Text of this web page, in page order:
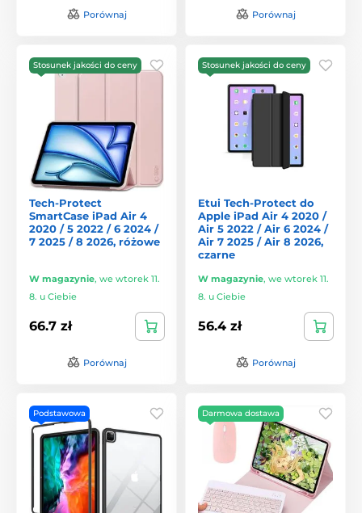
Porównaj Porównaj
Stosunek jakości do ceny
Tech-Protect
SmartCase iPad Air 4
2020 / 5 2022 / 6 2024 /
7 2025 / 8 2026, różowe
W magazynie, we wtorek 11.
8. u Ciebie
66.7 zł
Porównaj
Stosunek jakości do ceny
Etui Tech-Protect do
Apple iPad Air 4 2020 /
Air 5 2022 / Air 6 2024 /
Air 7 2025 / Air 8 2026,
czarne
W magazynie, we wtorek 11.
8. u Ciebie
56.4 zł
Porównaj
Podstawowa Darmowa dostawa